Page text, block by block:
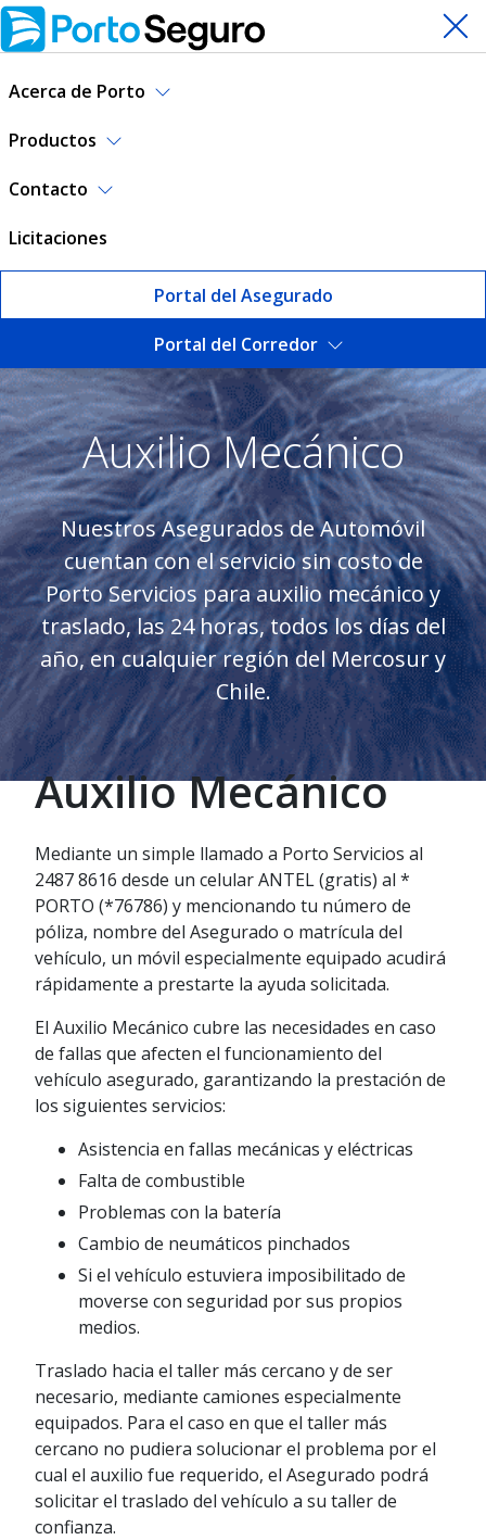
Acerca de Porto
Productos
Contacto
Licitaciones
Portal del Asegurado
Portal del Corredor
Auxilio Mecánico | Porto
Auxilio Mecánico
Nuestros Asegurados de Automóvil
cuentan con el servicio sin costo de
Porto Servicios para auxilio mecánico y
traslado, las 24 horas, todos los días del
año, en cualquier región del Mercosur y
Chile.
Auxilio Mecánico
Mediante un simple llamado a Porto Servicios al
2487 8616 desde un celular ANTEL (gratis) al *
PORTO (*76786) y mencionando tu número de
póliza, nombre del Asegurado o matrícula del
vehículo, un móvil especialmente equipado acudirá
rápidamente a prestarte la ayuda solicitada.
El Auxilio Mecánico cubre las necesidades en caso
de fallas que afecten el funcionamiento del
vehículo asegurado, garantizando la prestación de
los siguientes servicios:
Asistencia en fallas mecánicas y eléctricas
Falta de combustible
Problemas con la batería
Cambio de neumáticos pinchados
Si el vehículo estuviera imposibilitado de
moverse con seguridad por sus propios
medios.
Traslado hacia el taller más cercano y de ser
necesario, mediante camiones especialmente
equipados. Para el caso en que el taller más
cercano no pudiera solucionar el problema por el
cual el auxilio fue requerido, el Asegurado podrá
solicitar el traslado del vehículo a su taller de
confianza.